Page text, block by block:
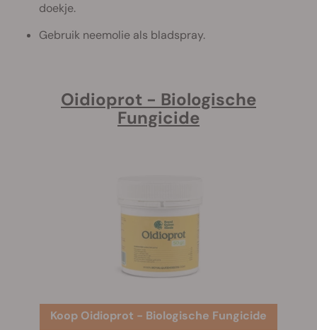
doekje.
Gebruik neemolie als bladspray.
Oidioprot - Biologische
Fungicide
Koop Oidioprot - Biologische Fungicide